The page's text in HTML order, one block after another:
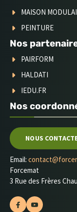
MAISON
PEINTURE
Nos
PAIRFORM
HALDATI
IEDU.FR
Nos
NOUS
Email:
Forcemat
3 Rue des Frères